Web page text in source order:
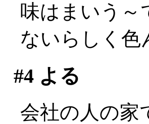
味はまいう～
ないらしく
#4よる
会社の人の家